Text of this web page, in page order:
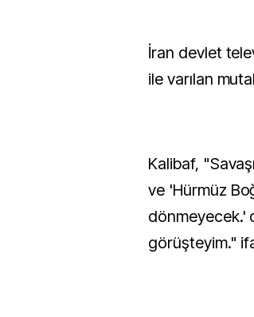
İran devlet
ile varılan
Kalibaf,
ve 'Hürmüz
dönmeyecek.'
görüşteyim."